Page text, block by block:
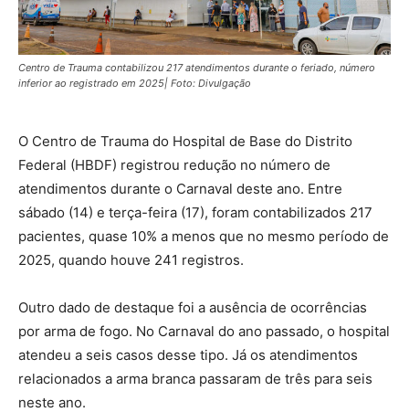
Centro de Trauma contabilizou 217 atendimentos durante o feriado, número
inferior ao registrado em 2025| Foto: Divulgação
O Centro de Trauma do Hospital de Base do Distrito
Federal (HBDF) registrou redução no número de
atendimentos durante o Carnaval deste ano. Entre
sábado (14) e terça-feira (17), foram contabilizados 217
pacientes, quase 10% a menos que no mesmo período de
2025, quando houve 241 registros.
Outro dado de destaque foi a ausência de ocorrências
por arma de fogo. No Carnaval do ano passado, o hospital
atendeu a seis casos desse tipo. Já os atendimentos
relacionados a arma branca passaram de três para seis
neste ano.